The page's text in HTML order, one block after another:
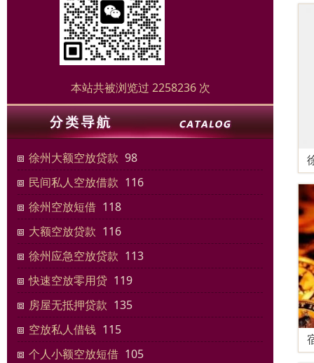
本站共被浏览过 2258236 次
徐州大额空放贷款 98
民间私人空放借款 116
徐州空放短借 118
大额空放贷款 116
徐州应急空放贷款 113
快速空放零用贷 119
房屋无抵押贷款 135
空放私人借钱 115
个人小额空放短借 105